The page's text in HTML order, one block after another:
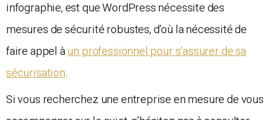
infographie, est que WordPress nécessite des
mesures de sécurité robustes, d’où la nécessité de
faire appel àun professionnel pour s’assurer de sa
sécurisation
Si vous recherchez une entreprise en mesure de vous